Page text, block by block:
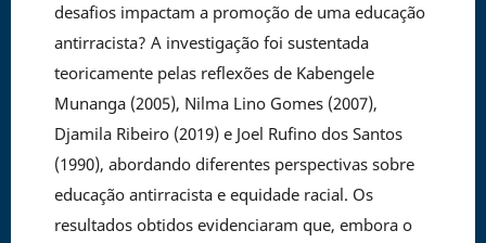
desafios impactam a promoção de uma educação
antirracista? A investigação foi sustentada
teoricamente pelas reflexões de Kabengele
Munanga (2005), Nilma Lino Gomes (2007),
Djamila Ribeiro (2019) e Joel Rufino dos Santos
(1990), abordando diferentes perspectivas sobre
educação antirracista e equidade racial. Os
resultados obtidos evidenciaram que, embora o